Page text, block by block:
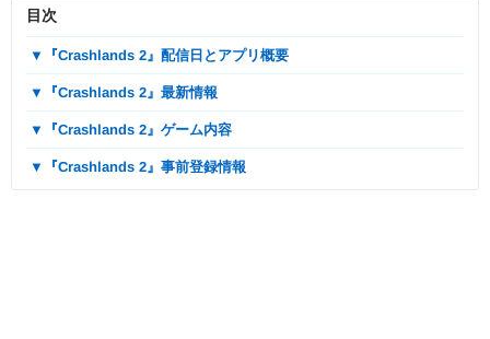
目次
▼『Crashlands 2』配信日とアプリ概要
▼『Crashlands 2』最新情報
▼『Crashlands 2』ゲーム内容
▼『Crashlands 2』事前登録情報